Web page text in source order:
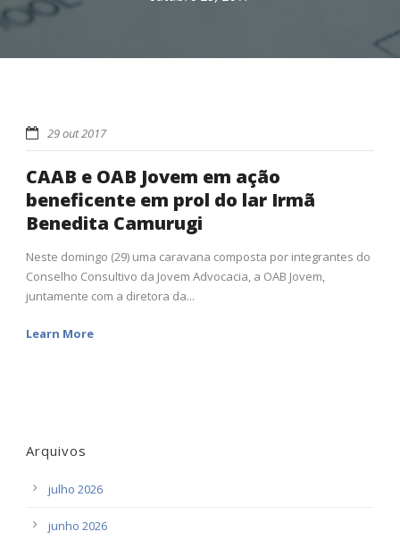
29 out 2017
CAAB e OAB Jovem em ação
beneficente em prol do lar Irmã
Benedita Camurugi
Neste domingo (29) uma caravana composta por integrantes do
Conselho Consultivo da Jovem Advocacia, a OAB Jovem,
juntamente com a diretora da...
Learn More
Arquivos
julho 2026
junho 2026